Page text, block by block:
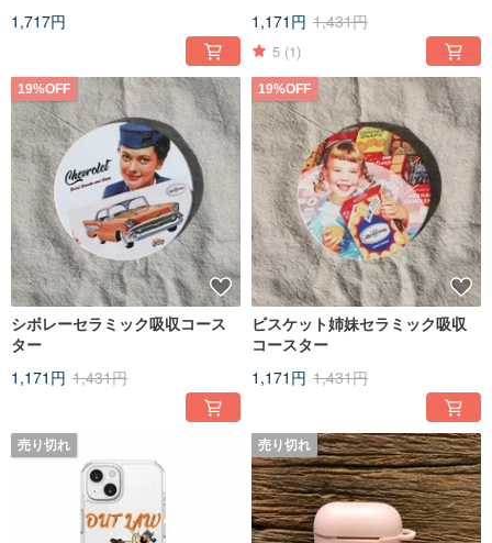
1,717円
1,171円 1,431円
5 (1)
19%OFF
シボレーセラミック吸収コース
ター
1,171円 1,431円
19%OFF
ビスケット姉妹セラミック吸収
コースター
1,171円 1,431円
売り切れ 売り切れ